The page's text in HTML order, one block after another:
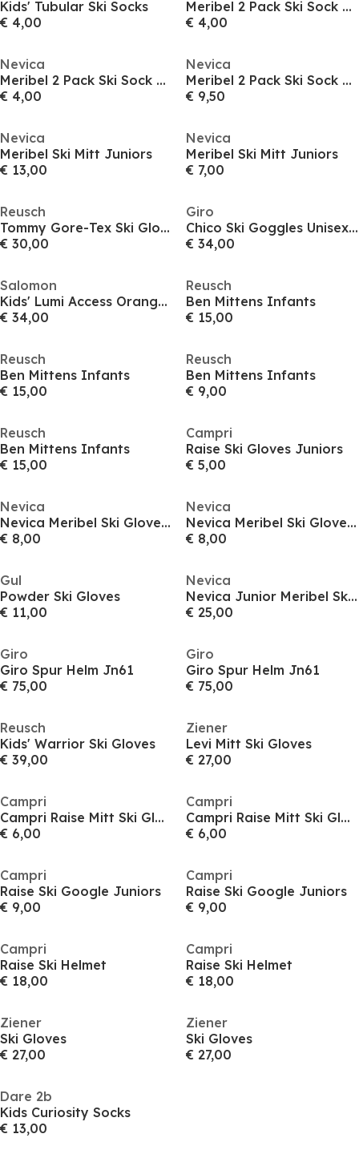
Kids' Tubular Ski Socks
€ 4,00
Meribel 2 Pack Ski Sock Juniors
€ 4,00
Nevica
Meribel 2 Pack Ski Sock Juniors
€ 4,00
Nevica
Meribel 2 Pack Ski Sock Juniors
€ 9,50
Nevica
Meribel Ski Mitt Juniors
€ 13,00
Nevica
Meribel Ski Mitt Juniors
€ 7,00
Reusch
Tommy Gore-Tex Ski Gloves
€ 30,00
Giro
Chico Ski Goggles Unisex Junior
€ 34,00
Salomon
Kids' Lumi Access Orange Ski Goggles
€ 34,00
Reusch
Ben Mittens Infants
€ 15,00
Reusch
Ben Mittens Infants
€ 15,00
Reusch
Ben Mittens Infants
€ 9,00
Reusch
Ben Mittens Infants
€ 15,00
Campri
Raise Ski Gloves Juniors
€ 5,00
Nevica
Nevica Meribel Ski Glove Juniors
€ 8,00
Nevica
Nevica Meribel Ski Glove Juniors
€ 8,00
Gul
Powder Ski Gloves
€ 11,00
Nevica
Nevica Junior Meribel Ski Goggles: Over-Glasses Compatible Anti-Fog & UV Protection
€ 25,00
Giro
Giro Spur Helm Jn61
€ 75,00
Giro
Giro Spur Helm Jn61
€ 75,00
Reusch
Kids' Warrior Ski Gloves
€ 39,00
Ziener
Levi Mitt Ski Gloves
€ 27,00
Campri
Campri Raise Mitt Ski Gloves Infants
€ 6,00
Campri
Campri Raise Mitt Ski Gloves Infants
€ 6,00
Campri
Raise Ski Google Juniors
€ 9,00
Campri
Raise Ski Google Juniors
€ 9,00
Campri
Raise Ski Helmet
€ 18,00
Campri
Raise Ski Helmet
€ 18,00
Ziener
Ski Gloves
€ 27,00
Ziener
Ski Gloves
€ 27,00
Dare 2b
Kids Curiosity Socks
€ 13,00